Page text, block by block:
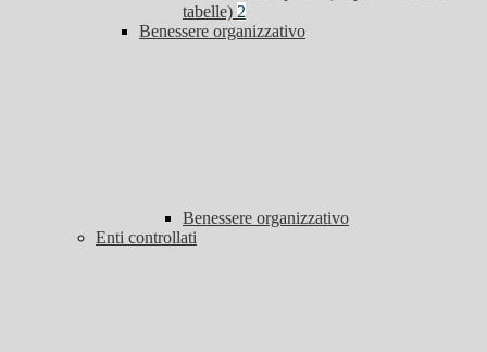
tabelle) 2
Benessere organizzativo
Benessere organizzativo
Enti controllati